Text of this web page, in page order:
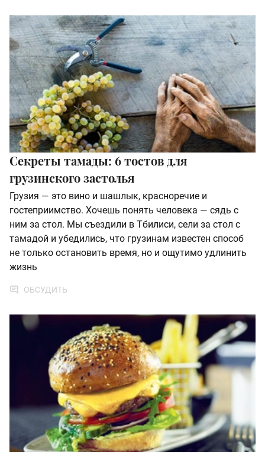
Секреты тамады: 6 тостов для
грузинского застолья
Грузия — это вино и шашлык, красноречие и
гостеприимство. Хочешь понять человека — сядь с
ним за стол. Мы съездили в Тбилиси, сели за стол с
тамадой и убедились, что грузинам известен способ
не только остановить время, но и ощутимо удлинить
жизнь
ОБСУДИТЬ